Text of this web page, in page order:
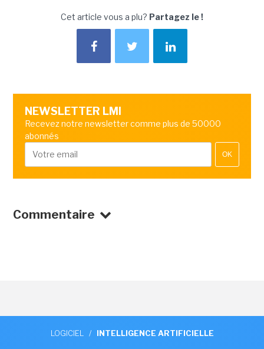
Cet article vous a plu? Partagez le !
NEWSLETTER LMI
Recevez notre newsletter comme plus de 50000
abonnés
OK
Commentaire
LOGICIEL / INTELLIGENCE ARTIFICIELLE